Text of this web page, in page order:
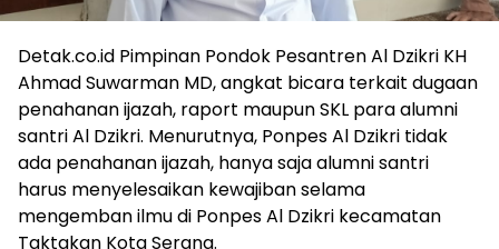
Detak.co.id Pimpinan Pondok Pesantren Al Dzikri KH
Ahmad Suwarman MD, angkat bicara terkait dugaan
penahanan ijazah, raport maupun SKL para alumni
santri Al Dzikri. Menurutnya, Ponpes Al Dzikri tidak
ada penahanan ijazah, hanya saja alumni santri
harus menyelesaikan kewajiban selama
mengemban ilmu di Ponpes Al Dzikri kecamatan
Taktakan Kota Serang.